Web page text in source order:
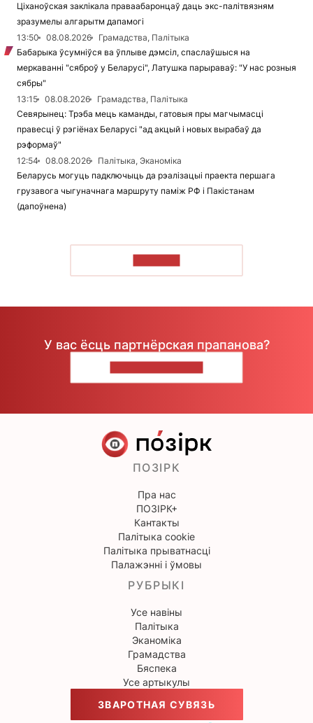
Ціханоўская заклікала праваабаронцаў даць экс-палітвязням
зразумелы алгарытм дапамогі
13:50
08.08.2026
Грамадства, Палітыка
Бабарыка ўсумніўся ва ўплыве дэмсіл, спаслаўшыся на
меркаванні "сяброў у Беларусі", Латушка парыраваў: "У нас розныя
сябры"
13:15
08.08.2026
Грамадства, Палітыка
Севярынец: Трэба мець каманды, гатовыя пры магчымасці
правесці ў рэгіёнах Беларусі "ад акцый і новых вырабаў да
рэформаў"
12:54
08.08.2026
Палітыка, Эканоміка
Беларусь могуць падключыць да рэалізацыі праекта першага
грузавога чыгуначнага маршруту паміж РФ і Пакістанам
(дапоўнена)
У вас ёсць партнёрская прапанова?
ПОЗІРК
Пра нас
ПОЗІРК+
Кантакты
Палітыка cookie
Палітыка прыватнасці
Палажэнні і ўмовы
РУБРЫКІ
Усе навіны
Палітыка
Эканоміка
Грамадства
Бяспека
Усе артыкулы
ЗВАРОТНАЯ СУВЯЗЬ